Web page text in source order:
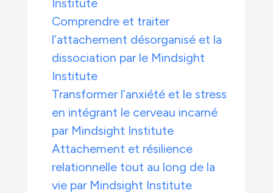
Institute
Comprendre et traiter
l’attachement désorganisé et la
dissociation par le Mindsight
Institute
Transformer l’anxiété et le stress
en intégrant le cerveau incarné
par Mindsight Institute
Attachement et résilience
relationnelle tout au long de la
vie par Mindsight Institute